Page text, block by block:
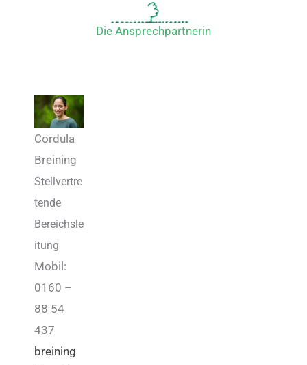
Die Ansprechpartnerin
Cordula
Breining
Stellvertre
tende
Bereichsle
itung
Mobil:
0160 –
88 54
437
breining